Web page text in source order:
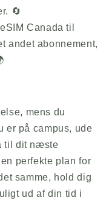
🔄
Canada til
andet abonnement,
mens du
er på campus, ude
til dit næste
perfekte plan for
samme, hold dig
ud af din tid i